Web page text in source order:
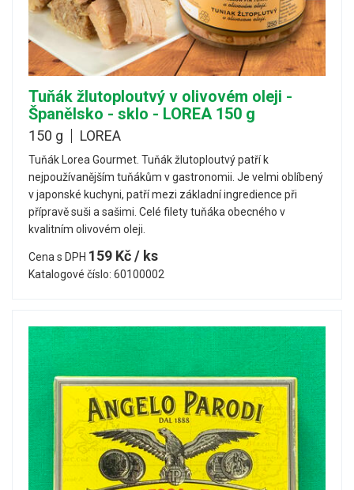
Tuňák žlutoploutvý v olivovém oleji -
Španělsko - sklo - LOREA 150 g
150 g LOREA
Tuňák Lorea Gourmet. Tuňák žlutoploutvý patří k
nejpoužívanějším tuňákům v gastronomii. Je velmi oblíbený
v japonské kuchyni, patří mezi základní ingredience při
přípravě suši a sašimi. Celé filety tuňáka obecného v
kvalitním olivovém oleji.
Cena s DPH 159 Kč / ks
Katalogové číslo: 60100002